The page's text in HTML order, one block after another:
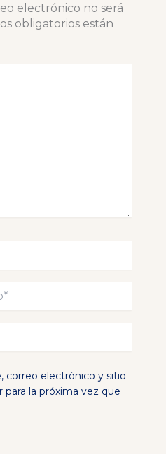
electrónico no será
obligatorios están
correo electrónico y sitio
la próxima vez que